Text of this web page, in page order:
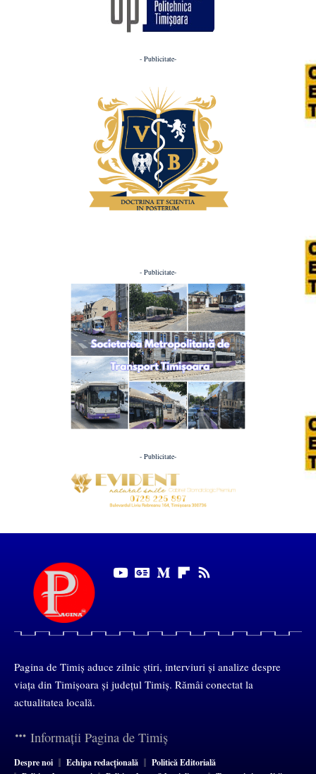
- Publicitate-
- Publicitate-
- Publicitate-
Pagina de Timiș aduce zilnic știri, interviuri și analize despre
viața din Timișoara și județul Timiș. Rămâi conectat la
actualitatea locală.
Informații Pagina de Timiș
Despre noi Echipa redacțională
Politică Editorială